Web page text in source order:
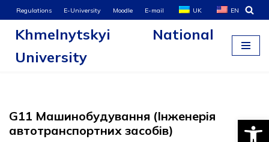
Skip
content
Regulations E-University Moodle E-mail UK EN
Khmelnytskyi National
University
G11 Машинобудування (Інженерія
автотранспортних засобів)